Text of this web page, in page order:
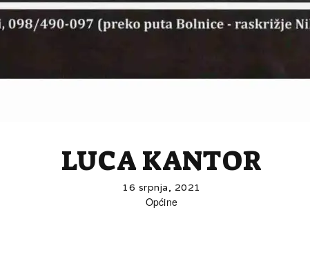
LUCA KANTOR
16 srpnja, 2021
Općine